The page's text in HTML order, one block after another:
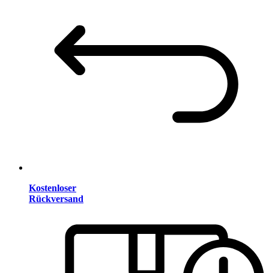
Kostenloser
Rückversand